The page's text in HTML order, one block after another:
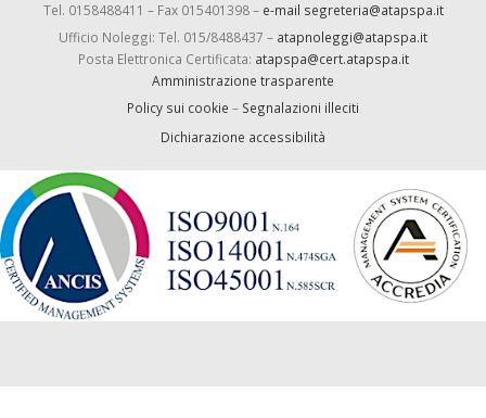
Tel. 0158488411 – Fax 015401398 – e-mail segreteria@atapspa.it
Ufficio Noleggi: Tel. 015/8488437 – atapnoleggi@atapspa.it
Posta Elettronica Certificata: atapspa@cert.atapspa.it
Amministrazione trasparente
Policy sui cookie – Segnalazioni illeciti
Dichiarazione accessibilità